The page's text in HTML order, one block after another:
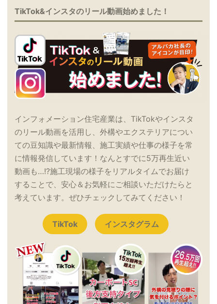
TikTok&インスタのリール動画始めました！
インフォメーション住宅産業は、TikTokやインスタ
のリール動画を活用し、外構やエクステリアについ
ての豆知識や最新情報、施工実績や仕事の様子を常
に情報発信しています！なんとすでに5万再生近い
動画も…!?施工現場の様子をリアルタイムでお届け
することで、安心＆お気軽にご相談いただけたらと
考えています。ぜひチェックしてみてください！
TikTok インスタグラム